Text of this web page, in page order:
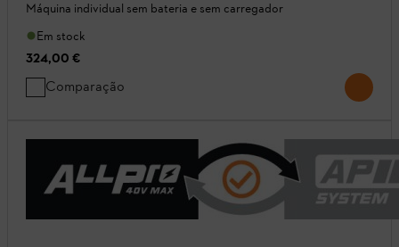
Máquina individual sem bateria e sem carregador
Em stock
324,00 €
Comparação